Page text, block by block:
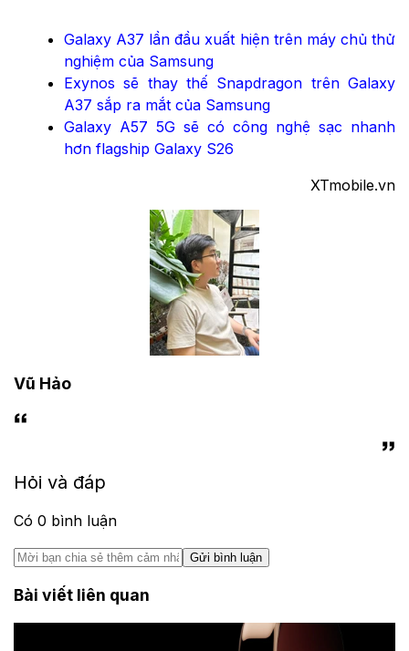
Galaxy A37 lần đầu xuất hiện trên máy chủ thử
nghiệm của Samsung
Exynos sẽ thay thế Snapdragon trên Galaxy
A37 sắp ra mắt của Samsung
Galaxy A57 5G sẽ có công nghệ sạc nhanh
hơn flagship Galaxy S26
XTmobile.vn
Vũ Hảo
Hỏi và đáp
Có 0 bình luận
Gửi bình luận
Bài viết liên quan